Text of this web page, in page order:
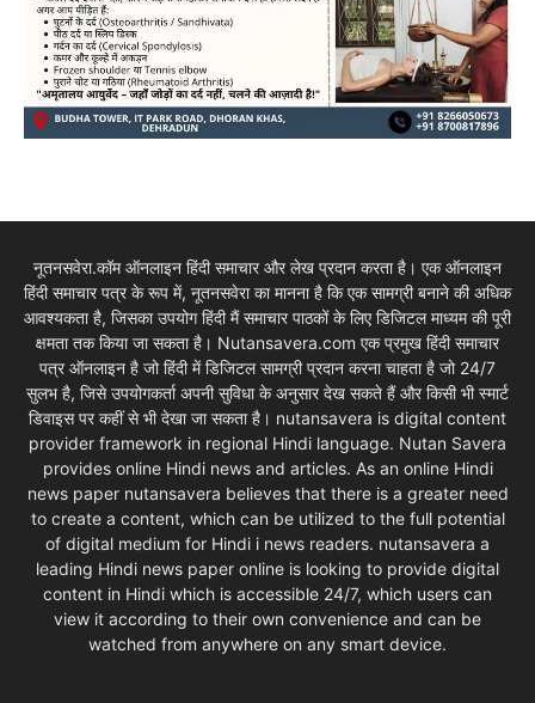
नूतनसवेरा.कॉम ऑनलाइन हिंदी समाचार और लेख प्रदान करता है। एक ऑनलाइन
हिंदी समाचार पत्र के रूप में, नूतनसवेरा का मानना है कि एक सामग्री बनाने की अधिक
आवश्यकता है, जिसका उपयोग हिंदी मैं समाचार पाठकों के लिए डिजिटल माध्यम की पूरी
क्षमता तक किया जा सकता है। Nutansavera.com एक प्रमुख हिंदी समाचार
पत्र ऑनलाइन है जो हिंदी में डिजिटल सामग्री प्रदान करना चाहता है जो 24/7
सुलभ है, जिसे उपयोगकर्ता अपनी सुविधा के अनुसार देख सकते हैं और किसी भी स्मार्ट
डिवाइस पर कहीं से भी देखा जा सकता है। nutansavera is digital content
provider framework in regional Hindi language. Nutan Savera
provides online Hindi news and articles. As an online Hindi
news paper nutansavera believes that there is a greater need
to create a content, which can be utilized to the full potential
of digital medium for Hindi i news readers. nutansavera a
leading Hindi news paper online is looking to provide digital
content in Hindi which is accessible 24/7, which users can
view it according to their own convenience and can be
watched from anywhere on any smart device.